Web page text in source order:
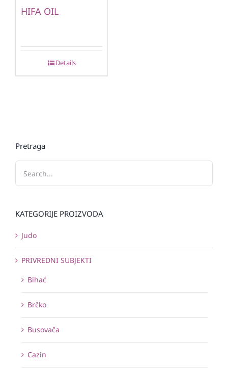
HIFA OIL
Details
Pretraga
KATEGORIJE PROIZVODA
Judo
PRIVREDNI SUBJEKTI
Bihać
Brčko
Busovača
Cazin